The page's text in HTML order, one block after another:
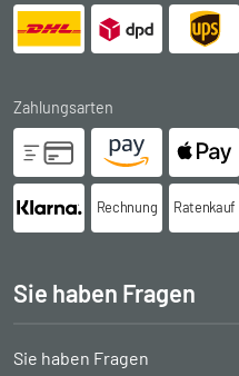
Zahlungsarten
Rechnung Ratenkauf
Sie haben Fragen
Sie haben Fragen